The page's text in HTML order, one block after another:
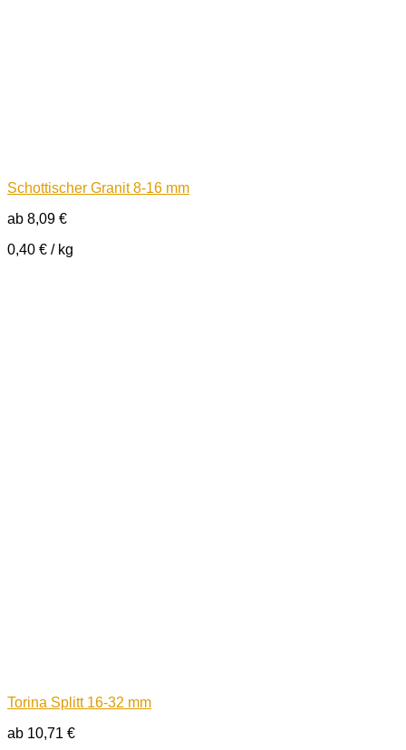
Schottischer Granit 8-16 mm
ab 8,09 €
0,40 € / kg
Torina Splitt 16-32 mm
ab 10,71 €